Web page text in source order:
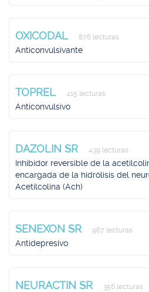
OXICODAL 876 lecturas
Anticonvulsivante
TOPREL 415 lecturas
Anticonvulsivo
DAZOLIN SR 439 lecturas
Inhibidor reversible de la
encargada de la hidrólisis del
Acetilcolina (Ach)
SENEXON SR 967 lecturas
Antidepresivo
NEURACTIN SR 356 lecturas